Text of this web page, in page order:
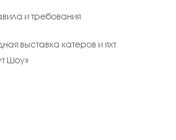
и требования
выставка катеров и яхт
Шоу»